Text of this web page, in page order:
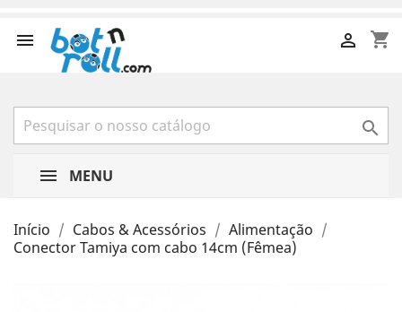
 shopping_cart


MENU
Início Cabos & Acessórios
Alimentação
Conector Tamiya com cabo 14cm (Fêmea)